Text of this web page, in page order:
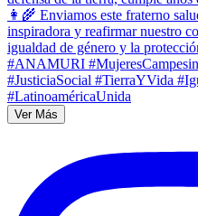
Ver Más